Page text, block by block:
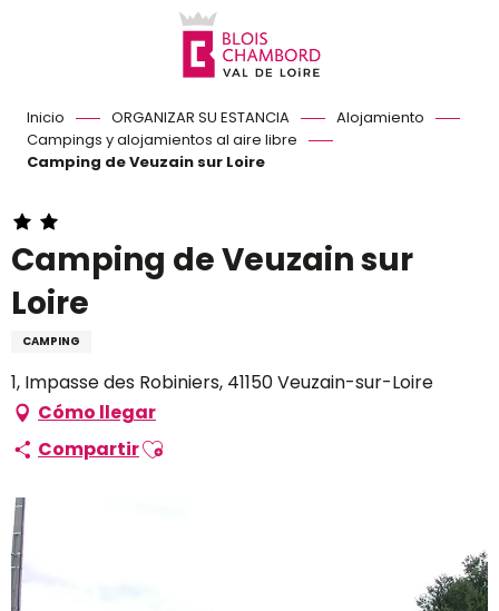
Inicio ORGANIZAR SU ESTANCIA
Alojamiento
Campings y alojamientos al aire libre
Camping de Veuzain sur Loire
Camping de Veuzain sur
Loire
CAMPING
1, Impasse des Robiniers, 41150 Veuzain-sur-Loire
Cómo llegar
CompartirAjouter aux favoris